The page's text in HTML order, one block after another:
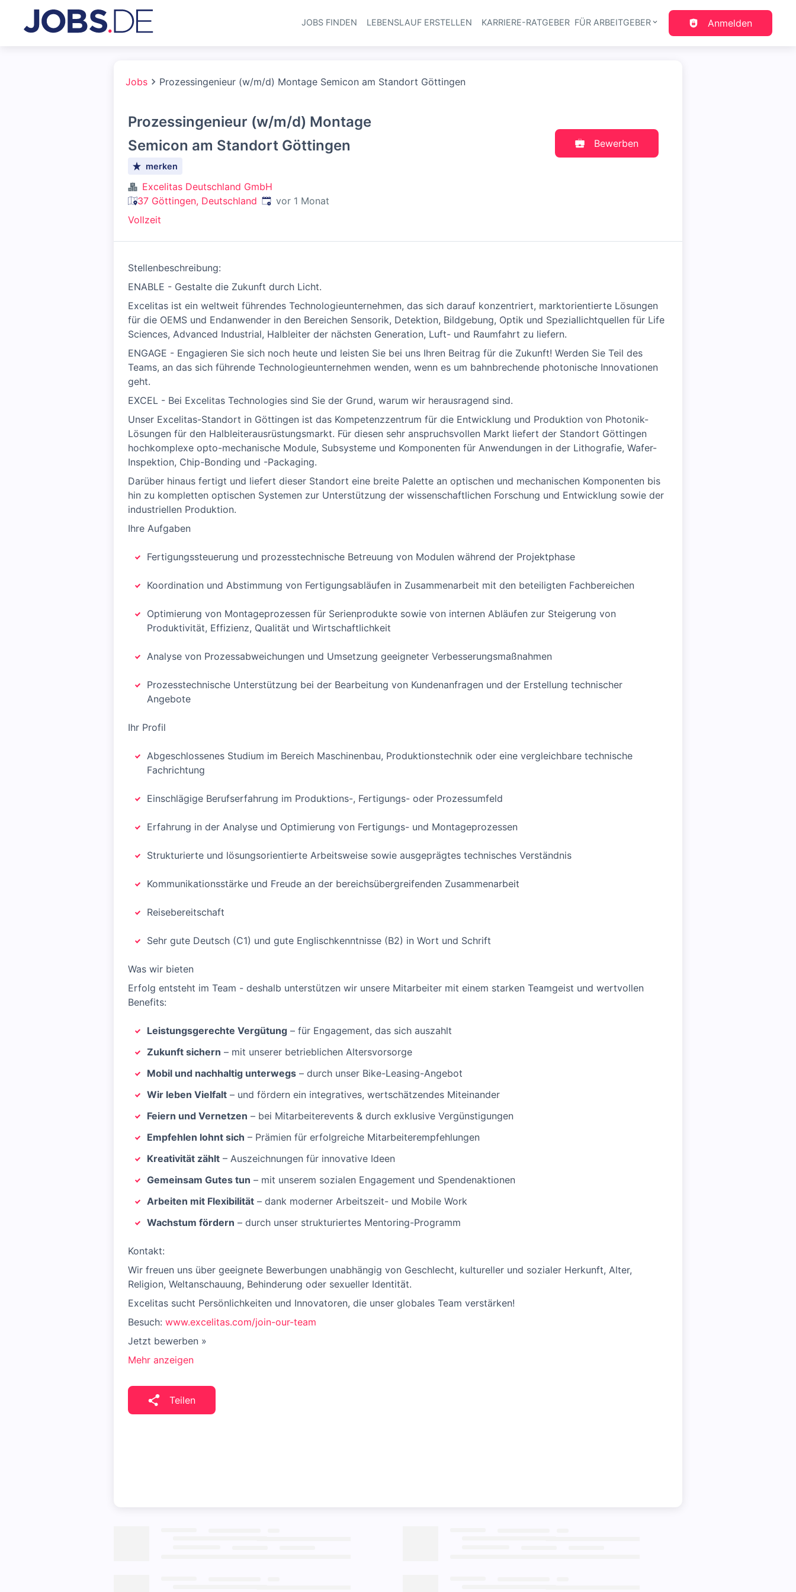
Haupt-Navigation
JOBS FINDEN LEBENSLAUF ERSTELLEN KARRIERE-RATGEBER FÜR ARBEITGEBER Anmelden
Jobs Prozessingenieur (w/m/d) Montage Semicon am Standort Göttingen
Prozessingenieur (w/m/d) Montage
Semicon am Standort Göttingen
merken
Excelitas Deutschland GmbH
37 Göttingen, Deutschland Veröffentlicht:
vor 1 Monat
Vollzeit
Bewerben
Stellenbeschreibung:
ENABLE - Gestalte die Zukunft durch Licht.
Excelitas ist ein weltweit führendes Technologieunternehmen, das sich darauf konzentriert, marktorientierte Lösungen
für die OEMS und Endanwender in den Bereichen Sensorik, Detektion, Bildgebung, Optik und Speziallichtquellen für Life
Sciences, Advanced Industrial, Halbleiter der nächsten Generation, Luft- und Raumfahrt zu liefern.
ENGAGE - Engagieren Sie sich noch heute und leisten Sie bei uns Ihren Beitrag für die Zukunft! Werden Sie Teil des
Teams, an das sich führende Technologieunternehmen wenden, wenn es um bahnbrechende photonische Innovationen
geht.
EXCEL - Bei Excelitas Technologies sind Sie der Grund, warum wir herausragend sind.
Unser Excelitas-Standort in Göttingen ist das Kompetenzzentrum für die Entwicklung und Produktion von Photonik-
Lösungen für den Halbleiterausrüstungsmarkt. Für diesen sehr anspruchsvollen Markt liefert der Standort Göttingen
hochkomplexe opto-mechanische Module, Subsysteme und Komponenten für Anwendungen in der Lithografie, Wafer-
Inspektion, Chip-Bonding und -Packaging.
Darüber hinaus fertigt und liefert dieser Standort eine breite Palette an optischen und mechanischen Komponenten bis
hin zu kompletten optischen Systemen zur Unterstützung der wissenschaftlichen Forschung und Entwicklung sowie der
industriellen Produktion.
Ihre Aufgaben
Fertigungssteuerung und prozesstechnische Betreuung von Modulen während der Projektphase
Koordination und Abstimmung von Fertigungsabläufen in Zusammenarbeit mit den beteiligten Fachbereichen
Optimierung von Montageprozessen für Serienprodukte sowie von internen Abläufen zur Steigerung von
Produktivität, Effizienz, Qualität und Wirtschaftlichkeit
Analyse von Prozessabweichungen und Umsetzung geeigneter Verbesserungsmaßnahmen
Prozesstechnische Unterstützung bei der Bearbeitung von Kundenanfragen und der Erstellung technischer
Angebote
Ihr Profil
Abgeschlossenes Studium im Bereich Maschinenbau, Produktionstechnik oder eine vergleichbare technische
Fachrichtung
Einschlägige Berufserfahrung im Produktions-, Fertigungs- oder Prozessumfeld
Erfahrung in der Analyse und Optimierung von Fertigungs- und Montageprozessen
Strukturierte und lösungsorientierte Arbeitsweise sowie ausgeprägtes technisches Verständnis
Kommunikationsstärke und Freude an der bereichsübergreifenden Zusammenarbeit
Reisebereitschaft
Sehr gute Deutsch (C1) und gute Englischkenntnisse (B2) in Wort und Schrift
Was wir bieten
Erfolg entsteht im Team - deshalb unterstützen wir unsere Mitarbeiter mit einem starken Teamgeist und wertvollen
Benefits:
Leistungsgerechte Vergütung – für Engagement, das sich auszahlt
Zukunft sichern – mit unserer betrieblichen Altersvorsorge
Mobil und nachhaltig unterwegs – durch unser Bike-Leasing-Angebot
Wir leben Vielfalt – und fördern ein integratives, wertschätzendes Miteinander
Feiern und Vernetzen – bei Mitarbeiterevents & durch exklusive Vergünstigungen
Empfehlen lohnt sich – Prämien für erfolgreiche Mitarbeiterempfehlungen
Kreativität zählt – Auszeichnungen für innovative Ideen
Gemeinsam Gutes tun – mit unserem sozialen Engagement und Spendenaktionen
Arbeiten mit Flexibilität – dank moderner Arbeitszeit- und Mobile Work
Wachstum fördern – durch unser strukturiertes Mentoring-Programm
Kontakt:
Wir freuen uns über geeignete Bewerbungen unabhängig von Geschlecht, kultureller und sozialer Herkunft, Alter,
Religion, Weltanschauung, Behinderung oder sexueller Identität.
Excelitas sucht Persönlichkeiten und Innovatoren, die unser globales Team verstärken!
Besuch: www.excelitas.com/join-our-team
Jetzt bewerben »
Mehr anzeigen
Teilen